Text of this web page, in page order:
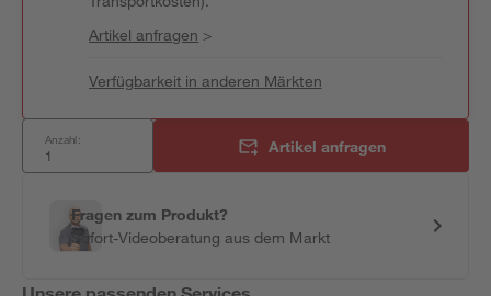
Artikel anfragen >
Verfügbarkeit in anderen Märkten
Anzahl: Artikel anfragen
Fragen zum Produkt?
Sofort-Videoberatung aus dem Markt